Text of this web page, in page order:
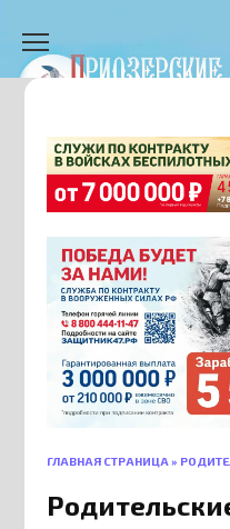
содержанию
ГЛАВНАЯ СТРАНИЦА »